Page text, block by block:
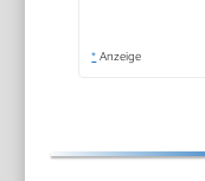
* Anzeige